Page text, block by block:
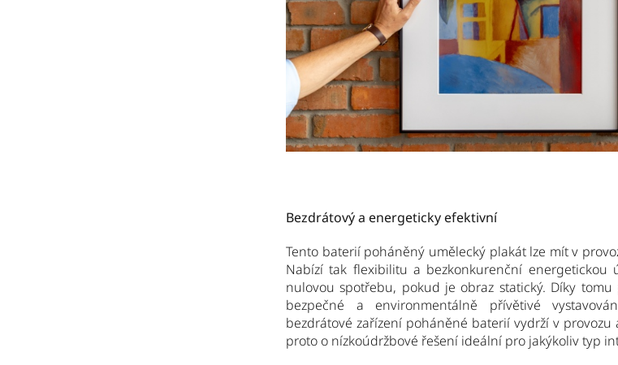
Bezdrátový a energeticky efektivní
Tento baterií poháněný umělecký plakát lze mít v
Nabízí tak flexibilitu a bezkonkurenční energetickou
nulovou spotřebu, pokud je obraz statický. Díky
bezpečné a environmentálně přívětivé
bezdrátové zařízení poháněné baterií vydrží v
proto o nízkoúdržbové řešení ideální pro jakýkoliv typ